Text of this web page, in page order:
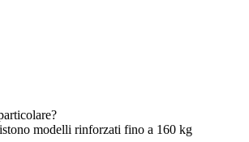
modelli rinforzati fino a 160 kg